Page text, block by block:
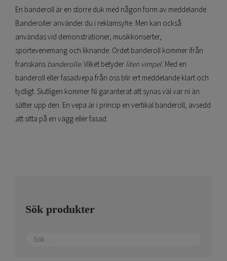
En banderoll är en större duk med någon form av meddelande.
Banderoller använder du i reklamsyfte. Men kan också
användas vid demonstrationer, musikkonserter,
sportevenemang och liknande. Ordet banderoll kommer ifrån
franskansbanderolle.Vilket betyderliten vimpel.Med en
banderoll eller fasadvepa från oss blir ert meddelande klart och
tydligt. Slutligen kommer Ni garanterat att synas väl var ni än
sätter upp den. En vepa är i princip en vertikal banderoll, avsedd
att sitta på en vägg eller fasad.
Sök produkter